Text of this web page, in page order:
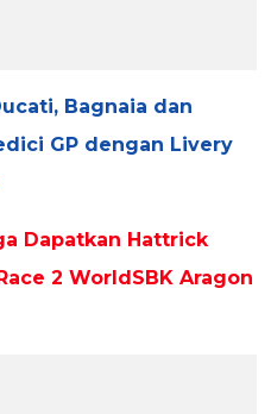
Bagnaia dan
GP dengan Livery
Dapatkan Hattrick
2 WorldSBK Aragon